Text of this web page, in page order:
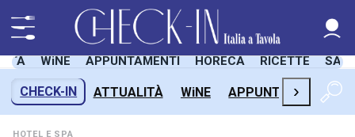
WiNE APPUNTAMENTI HORECA RICETTE
CHECK-IN ATTUALITÀ WiNE APPUNTAMENTI
›
HOTEL E SPA